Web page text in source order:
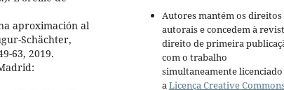
aproximación al
Schächter,
63, 2019.
Autores mantém os direitos
autorais e concedem à
direito de primeira
com o trabalho
simultaneamente
aLicença Creative